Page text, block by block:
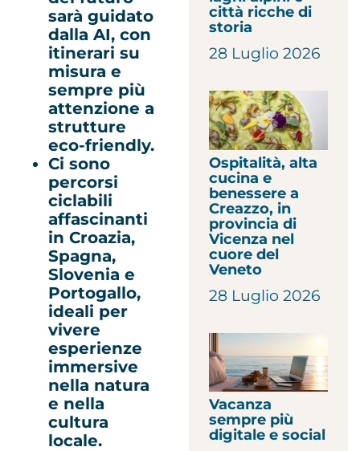
sarà guidato
dalla AI, con
itinerari su
misura e
sempre più
attenzione a
strutture
eco-friendly.
Ci sono
percorsi
ciclabili
affascinanti
in Croazia,
Spagna,
Slovenia e
Portogallo,
ideali per
vivere
esperienze
immersive
nella natura
e nella
cultura
locale.
città ricche di
storia
28 Luglio 2026
Ospitalità, alta
cucina e
benessere a
Creazzo, in
provincia di
Vicenza nel
cuore del
Veneto
28 Luglio 2026
Vacanza
sempre più
digitale e social